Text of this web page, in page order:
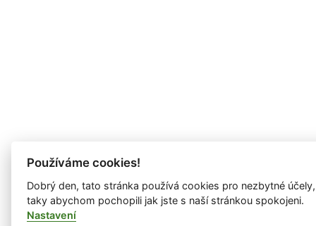
Používáme cookies!
Dobrý den, tato stránka používá cookies pro nezbytné
taky abychom pochopili jak jste s naší stránkou spokojeni.
Nastavení